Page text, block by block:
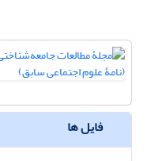
فایل ها